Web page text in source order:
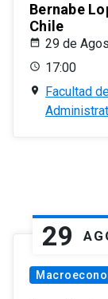
Bernabe
Chile
29 de
17:00
Facultad
29